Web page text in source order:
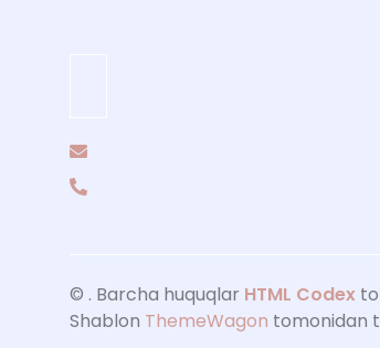
© . Barcha huquqlar HTML Codex
Shablon ThemeWagon tomonidan